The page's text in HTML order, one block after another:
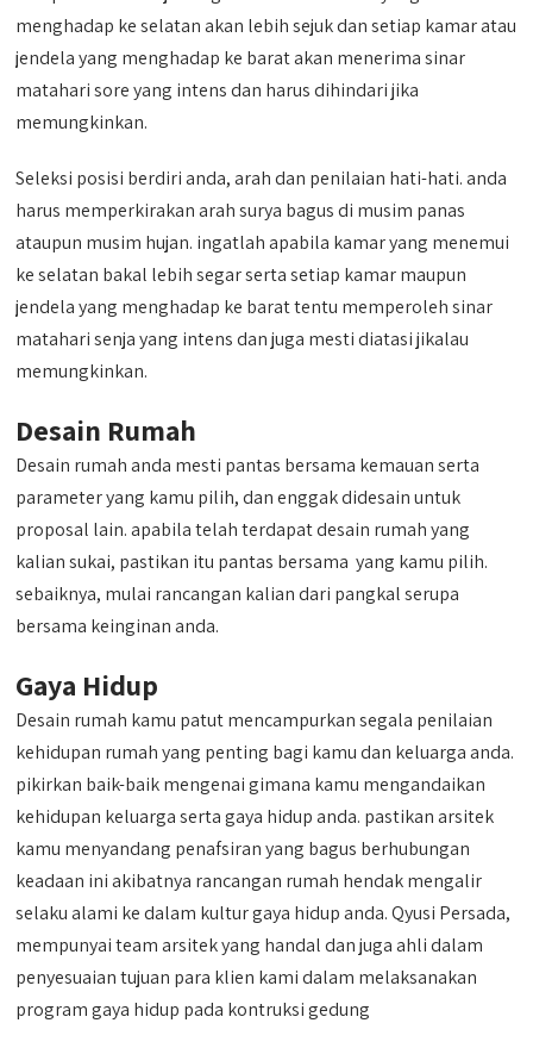
menghadap ke selatan akan lebih sejuk dan setiap kamar atau
jendela yang menghadap ke barat akan menerima sinar
matahari sore yang intens dan harus dihindari jika
memungkinkan.
Seleksi posisi berdiri anda, arah dan penilaian hati-hati. anda
harus memperkirakan arah surya bagus di musim panas
ataupun musim hujan. ingatlah apabila kamar yang menemui
ke selatan bakal lebih segar serta setiap kamar maupun
jendela yang menghadap ke barat tentu memperoleh sinar
matahari senja yang intens dan juga mesti diatasi jikalau
memungkinkan.
Desain Rumah
Desain rumah anda mesti pantas bersama kemauan serta
parameter yang kamu pilih, dan enggak didesain untuk
proposal lain. apabila telah terdapat desain rumah yang
kalian sukai, pastikan itu pantas bersama yang kamu pilih.
sebaiknya, mulai rancangan kalian dari pangkal serupa
bersama keinginan anda.
Gaya Hidup
Desain rumah kamu patut mencampurkan segala penilaian
kehidupan rumah yang penting bagi kamu dan keluarga anda.
pikirkan baik-baik mengenai gimana kamu mengandaikan
kehidupan keluarga serta gaya hidup anda. pastikan arsitek
kamu menyandang penafsiran yang bagus berhubungan
keadaan ini akibatnya rancangan rumah hendak mengalir
selaku alami ke dalam kultur gaya hidup anda. Qyusi Persada,
mempunyai team arsitek yang handal dan juga ahli dalam
penyesuaian tujuan para klien kami dalam melaksanakan
program gaya hidup pada kontruksi gedung